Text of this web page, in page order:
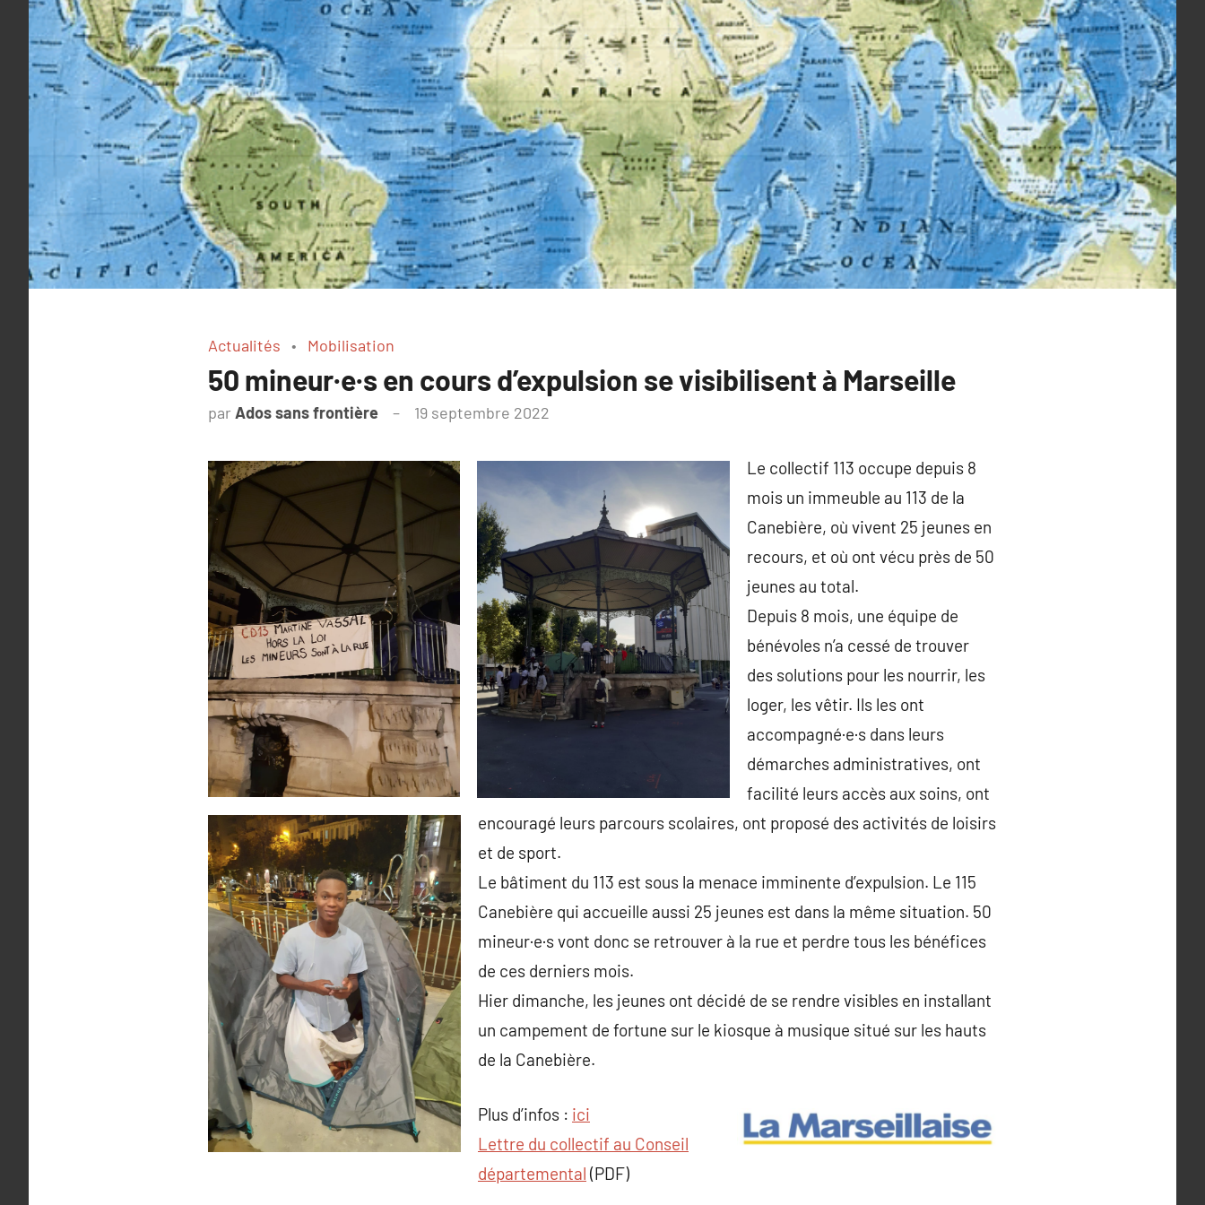
Actualités Mobilisation
50 mineur·e·s en cours d’expulsion se visibilisent à Marseille
par Ados sans frontière 19 septembre 2022
Le collectif 113 occupe depuis 8
mois un immeuble au 113 de la
Canebière, où vivent 25 jeunes en
recours, et où ont vécu près de 50
jeunes au total.
Depuis 8 mois, une équipe de
bénévoles n’a cessé de trouver
des solutions pour les nourrir, les
loger, les vêtir. Ils les ont
accompagné·e·s dans leurs
démarches administratives, ont
facilité leurs accès aux soins, ont
encouragé leurs parcours scolaires, ont proposé des activités de loisirs
et de sport.
Le bâtiment du 113 est sous la menace imminente d’expulsion. Le 115
Canebière qui accueille aussi 25 jeunes est dans la même situation. 50
mineur·e·s vont donc se retrouver à la rue et perdre tous les bénéfices
de ces derniers mois.
Hier dimanche, les jeunes ont décidé de se rendre visibles en installant
un campement de fortune sur le kiosque à musique situé sur les hauts
de la Canebière.
Plus d’infos : ici
Lettre du collectif au Conseil
départemental (PDF)